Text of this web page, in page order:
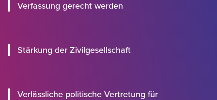
Verfassung gerecht werden
Stärkung der Zivilgesellschaft
Verlässliche politische Vertretung für